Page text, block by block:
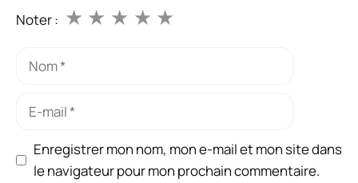
Noter : ★
★
★
★
★
Nom
Enregistrer mon nom, mon e-mail et mon site dans
le navigateur pour mon prochain commentaire.